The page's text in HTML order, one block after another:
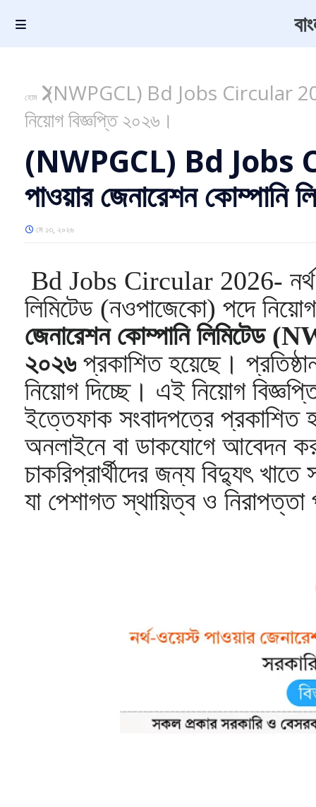
হোম
(NWPGCL) Bd Jobs Circular 2026-
নিয়োগ বিজ্ঞপ্তি ২০২৬।
(NWPGCL) Bd Jobs
পাওয়ার জেনারেশন কোম্পানি
মে ১৩, ২০২৬
Bd Jobs Circular 2026- নর্থ
লিমিটেড (নওপাজেকো) পদে
জেনারেশন কোম্পানি লিমিটেড
২০২৬ প্রকাশিত হয়েছে।
নিয়োগ দিচ্ছে। এই নিয়োগ
ইত্তেফাক সংবাদপত্রে প্রকাশিত
অনলাইনে বা ডাকযোগে আবেদন
চাকরিপ্রার্থীদের জন্য বিদ্যুৎ
যা পেশাগত স্থায়িত্ব ও